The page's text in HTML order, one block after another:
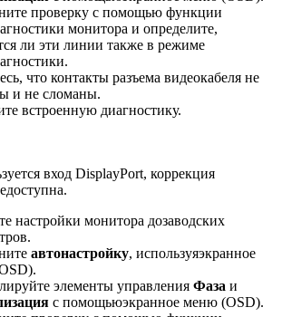
проверку с помощью функции
монитора и определите,
ли эти линии также в режиме
что контакты разъема видеокабеля не
и не сломаны.
встроенную диагностику.
вход DisplayPort, коррекция
настройки монитора дозаводских
автонастройку, используяэкранное
элементы управления Фаза и
с помощьюэкранное меню (OSD).